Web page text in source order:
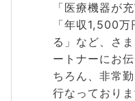
「医療機器が
「年収1,500
る」など、さ
ートナーにお
ちろん、非常
行なっておりま